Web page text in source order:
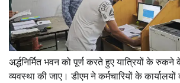
अर्द्धनिर्मित भवन को पूर्ण करते हुए यात्रियों के रुकने
व्यवस्था की जाए। डीएम ने कर्मचारियों के कार्यालयों